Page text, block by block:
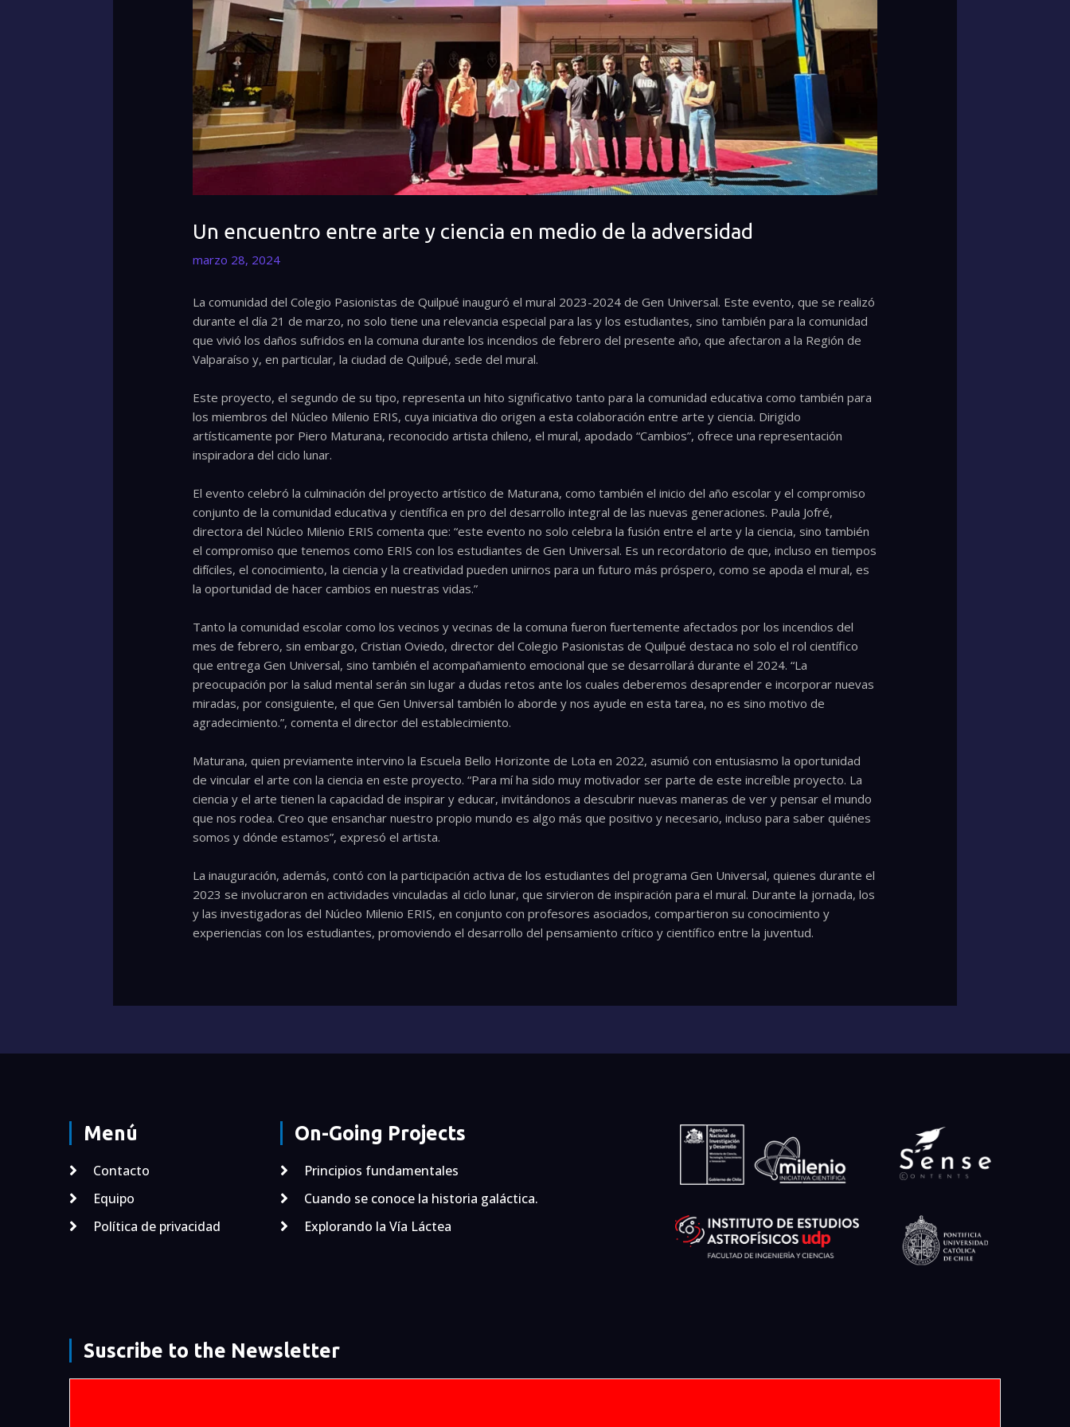
Un encuentro entre arte y ciencia en medio de la adversidad
marzo 28, 2024
La comunidad del Colegio Pasionistas de Quilpué inauguró el mural 2023-2024 de Gen Universal. Este evento, que se realizó
durante el día 21 de marzo, no solo tiene una relevancia especial para las y los estudiantes, sino también para la comunidad
que vivió los daños sufridos en la comuna durante los incendios de febrero del presente año, que afectaron a la Región de
Valparaíso y, en particular, la ciudad de Quilpué, sede del mural.
Este proyecto, el segundo de su tipo, representa un hito significativo tanto para la comunidad educativa como también para
los miembros del Núcleo Milenio ERIS, cuya iniciativa dio origen a esta colaboración entre arte y ciencia. Dirigido
artísticamente por Piero Maturana, reconocido artista chileno, el mural, apodado “Cambios”, ofrece una representación
inspiradora del ciclo lunar.
El evento celebró la culminación del proyecto artístico de Maturana, como también el inicio del año escolar y el compromiso
conjunto de la comunidad educativa y científica en pro del desarrollo integral de las nuevas generaciones. Paula Jofré,
directora del Núcleo Milenio ERIS comenta que: “este evento no solo celebra la fusión entre el arte y la ciencia, sino también
el compromiso que tenemos como ERIS con los estudiantes de Gen Universal. Es un recordatorio de que, incluso en tiempos
difíciles, el conocimiento, la ciencia y la creatividad pueden unirnos para un futuro más próspero, como se apoda el mural, es
la oportunidad de hacer cambios en nuestras vidas.”
Tanto la comunidad escolar como los vecinos y vecinas de la comuna fueron fuertemente afectados por los incendios del
mes de febrero, sin embargo, Cristian Oviedo, director del Colegio Pasionistas de Quilpué destaca no solo el rol científico
que entrega Gen Universal, sino también el acompañamiento emocional que se desarrollará durante el 2024. “La
preocupación por la salud mental serán sin lugar a dudas retos ante los cuales deberemos desaprender e incorporar nuevas
miradas, por consiguiente, el que Gen Universal también lo aborde y nos ayude en esta tarea, no es sino motivo de
agradecimiento.”, comenta el director del establecimiento.
Maturana, quien previamente intervino la Escuela Bello Horizonte de Lota en 2022, asumió con entusiasmo la oportunidad
de vincular el arte con la ciencia en este proyecto. “Para mí ha sido muy motivador ser parte de este increíble proyecto. La
ciencia y el arte tienen la capacidad de inspirar y educar, invitándonos a descubrir nuevas maneras de ver y pensar el mundo
que nos rodea. Creo que ensanchar nuestro propio mundo es algo más que positivo y necesario, incluso para saber quiénes
somos y dónde estamos”, expresó el artista.
La inauguración, además, contó con la participación activa de los estudiantes del programa Gen Universal, quienes durante el
2023 se involucraron en actividades vinculadas al ciclo lunar, que sirvieron de inspiración para el mural. Durante la jornada, los
y las investigadoras del Núcleo Milenio ERIS, en conjunto con profesores asociados, compartieron su conocimiento y
experiencias con los estudiantes, promoviendo el desarrollo del pensamiento crítico y científico entre la juventud.
Menú
Contacto
Equipo
Política de privacidad
On-Going Projects
Principios fundamentales
Cuando se conoce la historia galáctica.
Explorando la Vía Láctea
Suscribe to the Newsletter